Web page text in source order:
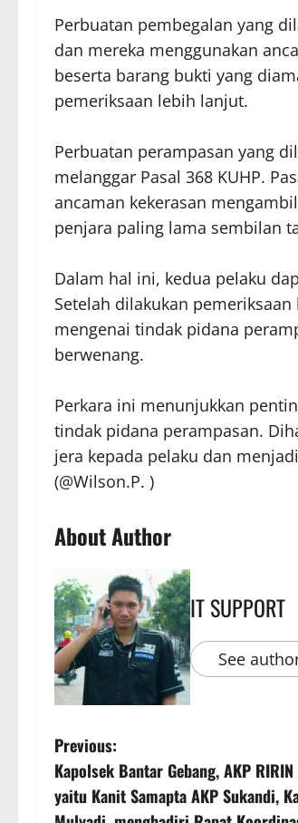
Perbuatan pembegalan yang
dan mereka menggunakan
beserta barang bukti yang
pemeriksaan lebih lanjut.
Perbuatan perampasan yang
melanggar Pasal 368 KUHP.
ancaman kekerasan
penjara paling lama sembilan
Dalam hal ini, kedua pelaku
Setelah dilakukan
mengenai tindak pidana
berwenang.
Perkara ini menunjukkan
tindak pidana perampasan.
jera kepada pelaku dan
(@Wilson.P. )
About Author
IT SUPPORT
See
Previous:
Kapolsek Bantar Gebang, AKP
yaitu Kanit Samapta AKP Sukandi,